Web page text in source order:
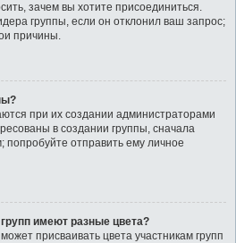
зачем вы хотите присоединиться.
группы, если он отклонил ваш запрос;
причины.
при их создании администраторами
в создании группы, сначала
попробуйте отправить ему личное
имеют разные цвета?
присваивать цвета участникам групп